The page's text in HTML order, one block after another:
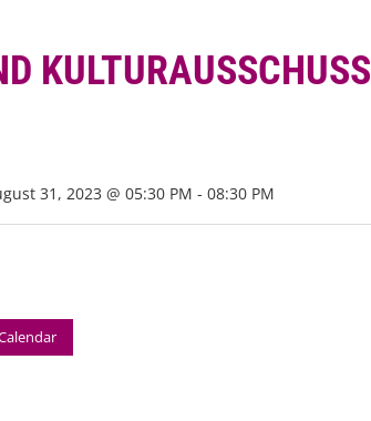
KULTURAUSSCHUSS
31, 2023 @ 05:30 PM - 08:30 PM